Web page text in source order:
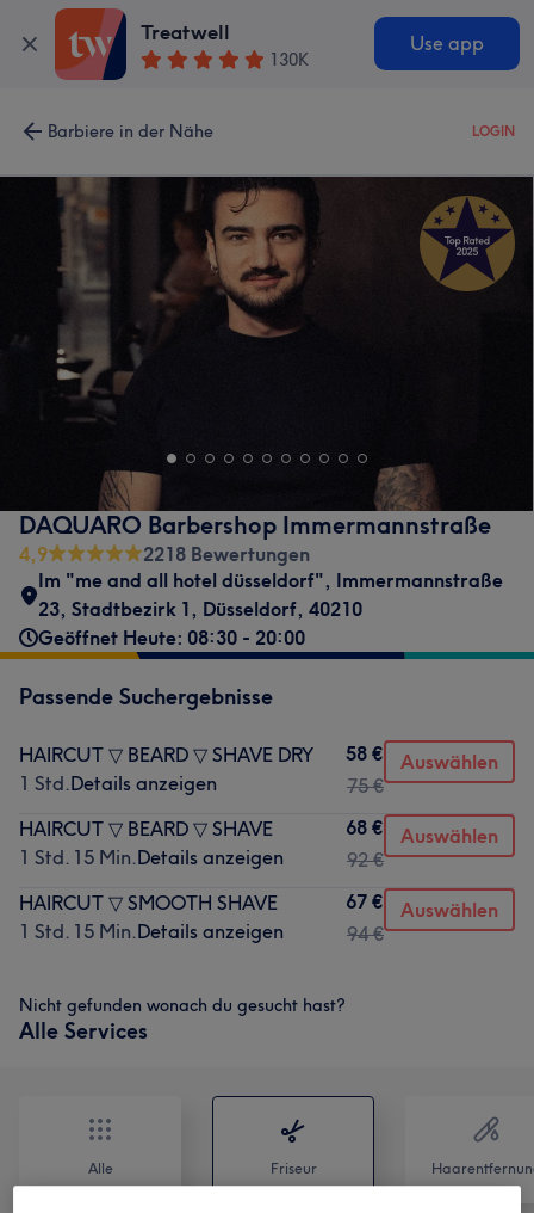
Treatwell
130K
Use app
Barbiere in der Nähe LOGIN
DAQUARO Barbershop Immermannstraße
4,9
2218 Bewertungen
Im "me and all hotel düsseldorf", Immermannstraße
23, Stadtbezirk 1, Düsseldorf, 40210
Geöffnet Heute: 08:30 - 20:00
Passende Suchergebnisse
HAIRCUT ▽ BEARD ▽ SHAVE DRY
1 Std.Details anzeigen
58 €
75 €
Auswählen
HAIRCUT ▽ BEARD ▽ SHAVE
1 Std. 15 Min.Details anzeigen
68 €
92 €
Auswählen
HAIRCUT ▽ SMOOTH SHAVE
1 Std. 15 Min.Details anzeigen
67 €
94 €
Auswählen
Nicht gefunden wonach du gesucht hast?
Alle Services
Alle Friseur